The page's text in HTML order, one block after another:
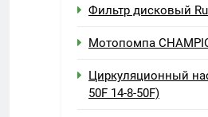
Фильтр дисковый
Мотопомпа
Циркуляционный
50F 14-8-50F)